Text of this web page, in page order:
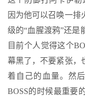
因为他可以召唤一排
级的“血腥渡鸦”还是
目前个人觉得这个
幕黑了，不要紧张，
着自己的血量。然
BOSS的时候最重要